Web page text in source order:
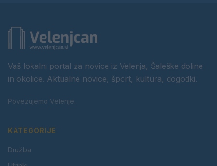
Vaš lokalni portal za novice iz Velenja, Šaleške doline
in okolice. Aktualne novice, šport, kultura, dogodki.
Povezujemo Velenje.
KATEGORIJE
Družba